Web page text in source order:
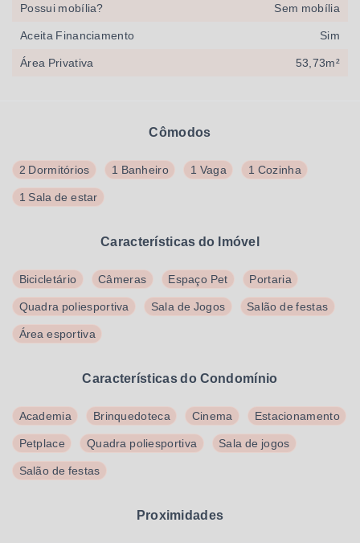
Cômodos
2 Dormitórios 1 Banheiro 1 Vaga 1 Cozinha
1 Sala de estar
Características do Imóvel
Bicicletário Câmeras Espaço Pet Portaria
Quadra poliesportiva Sala de Jogos Salão de festas
Área esportiva
Características do Condomínio
Academia Brinquedoteca Cinema Estacionamento
Petplace Quadra poliesportiva Sala de jogos
Salão de festas
Proximidades
Possui mobília? Sem mobília
Aceita Financiamento Sim
Área Privativa 53,73m²